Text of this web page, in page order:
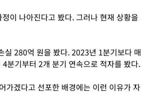
이 나아진다고 봤다. 그러나 현재 상황을
280억 원을 봤다. 2023년 1분기보다 매
분기부터 2개 분기 연속으로 적자를 봤다.
가겠다고 선포한 배경에는 이런 이유가 자